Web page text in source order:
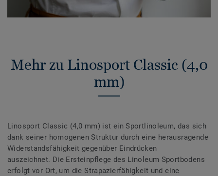
Mehr zu Linosport Classic (4,0
mm)
Linosport Classic (4,0 mm) ist ein Sportlinoleum, das sich
dank seiner homogenen Struktur durch eine herausragende
Widerstandsfähigkeit gegenüber Eindrücken
auszeichnet. Die Ersteinpflege des Linoleum Sportbodens
erfolgt vor Ort, um die Strapazierfähigkeit und eine